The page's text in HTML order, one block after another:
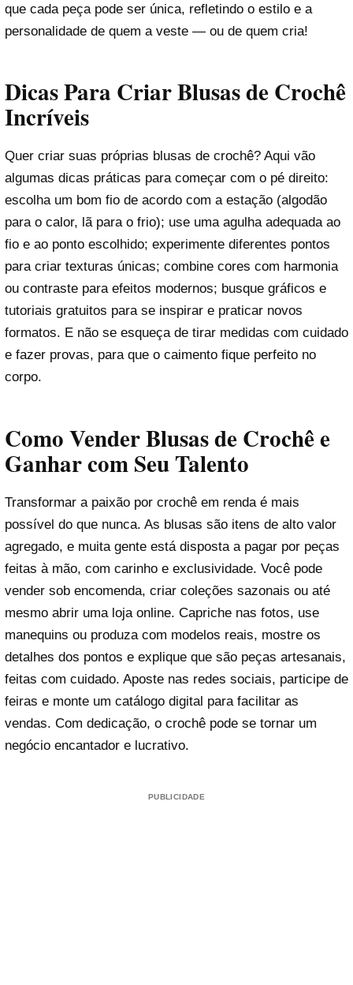
que cada peça pode ser única, refletindo o estilo e a
personalidade de quem a veste — ou de quem cria!
Dicas Para Criar Blusas de Crochê
Incríveis
Quer criar suas próprias blusas de crochê? Aqui vão
algumas dicas práticas para começar com o pé direito:
escolha um bom fio de acordo com a estação (algodão
para o calor, lã para o frio); use uma agulha adequada ao
fio e ao ponto escolhido; experimente diferentes pontos
para criar texturas únicas; combine cores com harmonia
ou contraste para efeitos modernos; busque gráficos e
tutoriais gratuitos para se inspirar e praticar novos
formatos. E não se esqueça de tirar medidas com cuidado
e fazer provas, para que o caimento fique perfeito no
corpo.
Como Vender Blusas de Crochê e
Ganhar com Seu Talento
Transformar a paixão por crochê em renda é mais
possível do que nunca. As blusas são itens de alto valor
agregado, e muita gente está disposta a pagar por peças
feitas à mão, com carinho e exclusividade. Você pode
vender sob encomenda, criar coleções sazonais ou até
mesmo abrir uma loja online. Capriche nas fotos, use
manequins ou produza com modelos reais, mostre os
detalhes dos pontos e explique que são peças artesanais,
feitas com cuidado. Aposte nas redes sociais, participe de
feiras e monte um catálogo digital para facilitar as
vendas. Com dedicação, o crochê pode se tornar um
negócio encantador e lucrativo.
PUBLICIDADE